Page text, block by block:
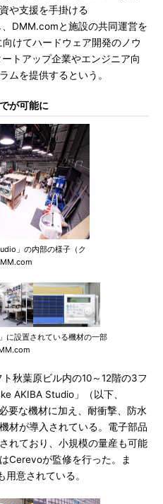
や支援を手掛ける
DMM.comと施設の共同運営を
けてハードウェア開発のノウ
トアップ企業やエンジニア向
ムを提供するという。
が可能に
」の内部の様子（ク
に設置されている機材の一部
秋葉原ビル内の10～12階の3フ
AKIBA Studio」（以下、
要な機材に加え、耐衝撃、防水
材が導入されている。電子部品
れており、小規模の量産も可能
Cerevoが監修を行った。ま
意されている。